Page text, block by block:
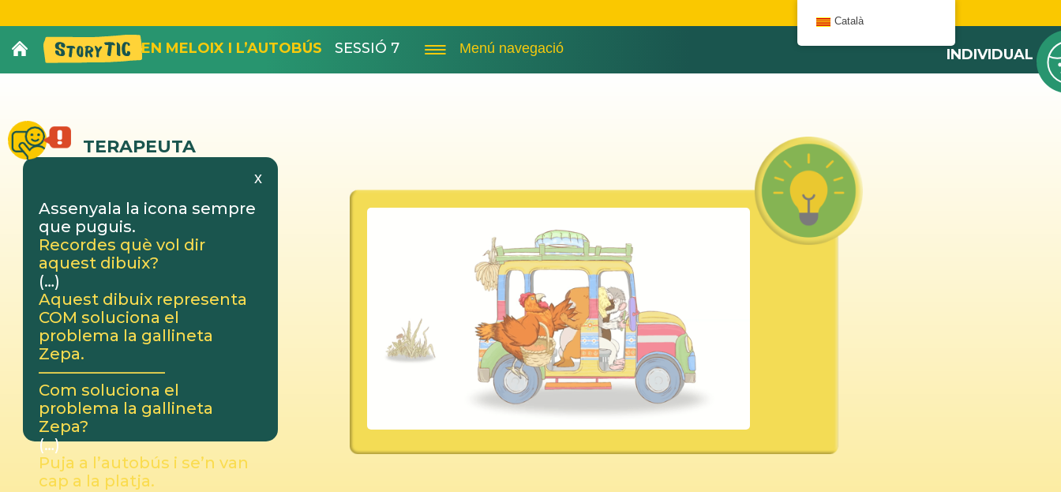
EN MELOIX I L’AUTOBÚS SESSIÓ 7 Menú navegació INDIVIDUAL
TERAPEUTA
x
Assenyala la icona sempre
que puguis.
Recordes què vol dir
aquest dibuix?
(…)
Aquest dibuix representa
COM soluciona el
problema la gallineta
Zepa.
————————
Com soluciona el
problema la gallineta
Zepa?
(…)
Puja a l’autobús i se’n van
cap a la platja.
Català